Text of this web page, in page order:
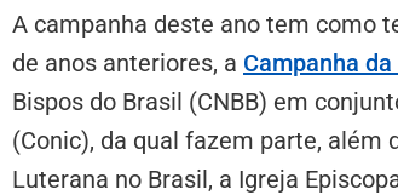
A campanha deste ano tem como
de anos anteriores, a Campanha
Bispos do Brasil (CNBB) em
(Conic), da qual fazem parte, além
Luterana no Brasil, a Igreja